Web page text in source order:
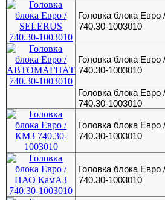
Головка блока Евро
740.30-1003010
Головка блока
740.30-1003010
Головка блока Евро
740.30-1003010
Головка блока
740.30-1003010
Головка блока
740.30-1003010